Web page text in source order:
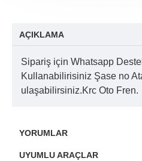
AÇIKLAMA
Sipariş için Whatsapp Destek
Kullanabilirisiniz Şase no
ulaşabilirsiniz.Krc Oto Fren.
YORUMLAR
UYUMLU ARAÇLAR